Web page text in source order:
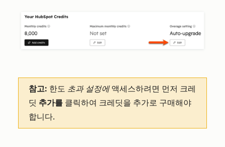
참고: 한도 초과 설정에액세스하려면 먼저 크레
딧 추가를 클릭하여 크레딧을 추가로 구매해야
합니다.